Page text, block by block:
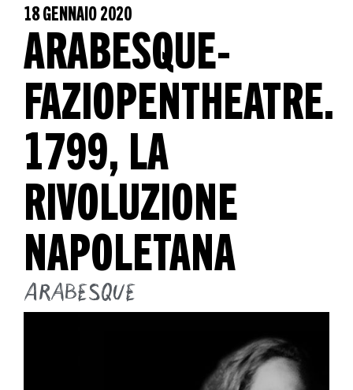
18 GENNAIO 2020
ARABESQUE-
FAZIOPENTHEATRE.
1799, LA
RIVOLUZIONE
NAPOLETANA
Arabesque